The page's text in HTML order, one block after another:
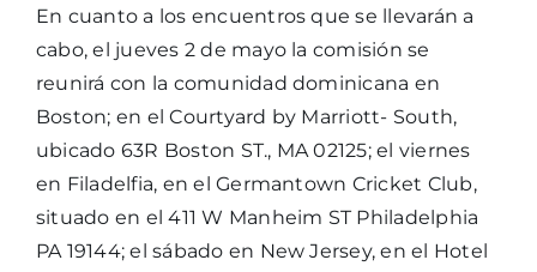
En cuanto a los encuentros que se llevarán a
cabo, el jueves 2 de mayo la comisión se
reunirá con la comunidad dominicana en
Boston; en el Courtyard by Marriott- South,
ubicado 63R Boston ST., MA 02125; el viernes
en Filadelfia, en el Germantown Cricket Club,
situado en el 411 W Manheim ST Philadelphia
PA 19144; el sábado en New Jersey, en el Hotel